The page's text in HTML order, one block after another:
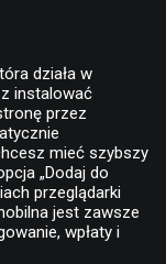
działa w
instalować
przez
mieć szybszy
„Dodaj do
przeglądarki
jest zawsze
wpłaty i